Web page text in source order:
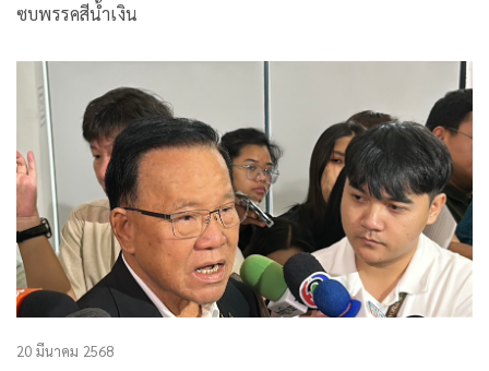
ซบพรรคสีน้ำเงิน
20 มีนาคม 2568